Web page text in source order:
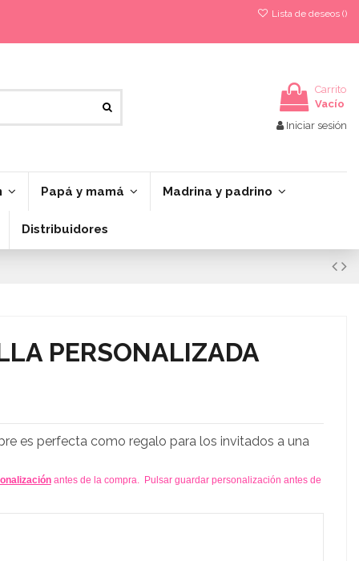
Lista de deseos ()
Carrito
Vacío
Iniciar sesión
Papá y mamá Madrina y padrino
Distribuidores
PERSONALIZADA
es perfecta como regalo para los invitados a una
antes de la compra. Pulsar guardar personalización antes de